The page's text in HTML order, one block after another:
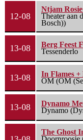
12-08
Ntjam
Theater aan
Bosch))
13-08
Berg Feest
Tessenderlo
13-08
In Flames +
OM (OM
13-08
Dynamo
Dynamo
The Ghost